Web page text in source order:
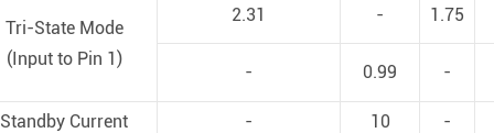
Tri-State Mode
(Input to Pin 1)
2.31 - 1.75
- 0.99 -
Standby Current - 10
-